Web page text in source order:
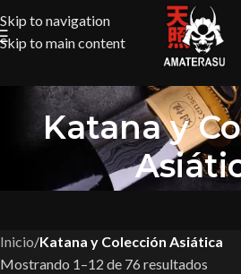
Skip to navigation
Skip to main content
Katana y
Inicio/Katana y Colección Asiática
Mostrando 1–12 de 76 resultados